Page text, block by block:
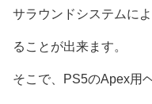
サラウンドシステムに
ることが出来ます。
そこで、PS5のApex用